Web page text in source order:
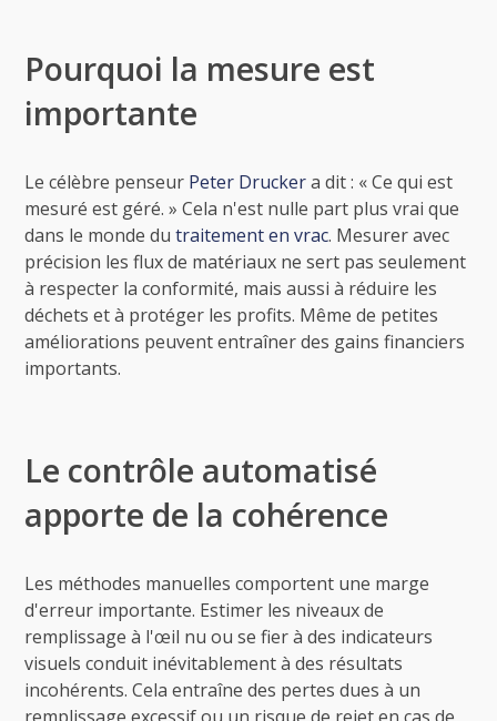
Pourquoi la mesure est
importante
Le célèbre penseur Peter Druckera dit : « Ce qui est
mesuré est géré. » Cela n'est nulle part plus vrai que
dans le monde dutraitement en vrac. Mesurer avec
précision les flux de matériaux ne sert pas seulement
à respecter la conformité, mais aussi à réduire les
déchets et à protéger les profits. Même de petites
améliorations peuvent entraîner des gains financiers
importants.
Le contrôle automatisé
apporte de la cohérence
Les méthodes manuelles comportent une marge
d'erreur importante. Estimer les niveaux de
remplissage à l'œil nu ou se fier à des indicateurs
visuels conduit inévitablement à des résultats
incohérents. Cela entraîne des pertes dues à un